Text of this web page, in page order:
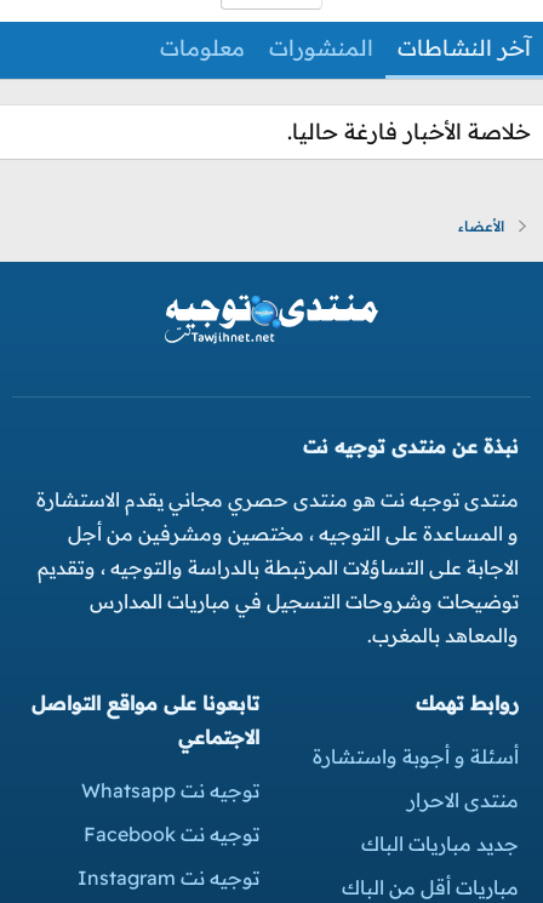
آخر النشاطات المنشورات معلومات
خلاصة الأخبار فارغة حاليا.
الأعضاء
نبذة عن منتدى توجيه نت
منتدى توجبه نت هو منتدى حصري مجاني يقدم الاستشارة
و المساعدة على التوجيه ، مختصين ومشرفين من أجل
الاجابة على التساؤلات المرتبطة بالدراسة والتوجيه ، وتقديم
توضيحات وشروحات التسجيل في مباريات المدارس
والمعاهد بالمغرب.
روابط تهمك
أسئلة و أجوبة واستشارة
منتدى الاحرار
جديد مباريات الباك
مباريات أقل من الباك
تابعونا على مواقع التواصل
الاجتماعي
توجيه نت Whatsapp
توجيه نت Facebook
توجيه نت Instagram